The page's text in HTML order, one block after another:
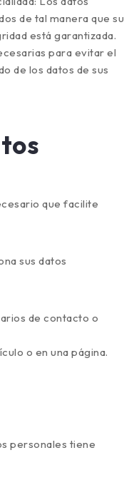
de tal manera que su
está garantizada.
para evitar el
de los datos de sus
que facilite
sus datos
de contacto o
o en una página.
personales tiene